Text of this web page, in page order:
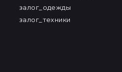
залог_одежды
залог_техники